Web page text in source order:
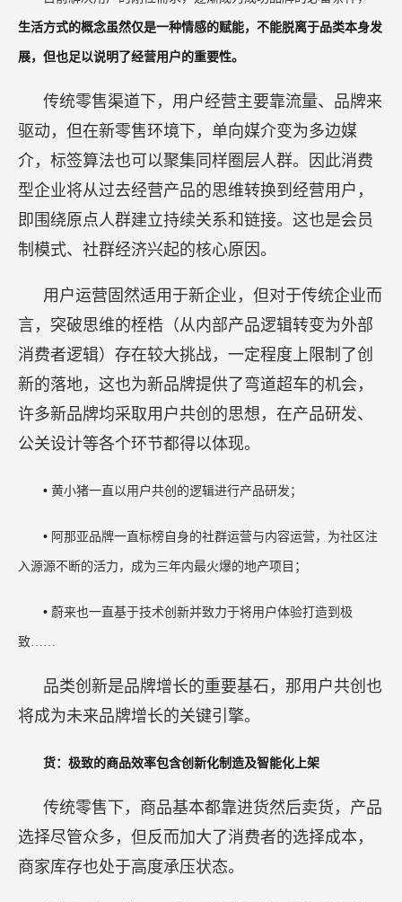
生活方式的概念虽然仅是一种情感的赋能，不能脱离于品类本身发
展，但也足以说明了经营用户的重要性。
传统零售渠道下，用户经营主要靠流量、品牌来
驱动，但在新零售环境下，单向媒介变为多边媒
介，标签算法也可以聚集同样圈层人群。因此消费
型企业将从过去经营产品的思维转换到经营用户，
即围绕原点人群建立持续关系和链接。这也是会员
制模式、社群经济兴起的核心原因。
用户运营固然适用于新企业，但对于传统企业而
言，突破思维的桎梏（从内部产品逻辑转变为外部
消费者逻辑）存在较大挑战，一定程度上限制了创
新的落地，这也为新品牌提供了弯道超车的机会，
许多新品牌均采取用户共创的思想，在产品研发、
公关设计等各个环节都得以体现。
• 黄小猪一直以用户共创的逻辑进行产品研发；
• 阿那亚品牌一直标榜自身的社群运营与内容运营，为社区注
入源源不断的活力，成为三年内最火爆的地产项目；
• 蔚来也一直基于技术创新并致力于将用户体验打造到极
致……
品类创新是品牌增长的重要基石，那用户共创也
将成为未来品牌增长的关键引擎。
货：极致的商品效率包含创新化制造及智能化上架
传统零售下，商品基本都靠进货然后卖货，产品
选择尽管众多，但反而加大了消费者的选择成本，
商家库存也处于高度承压状态。